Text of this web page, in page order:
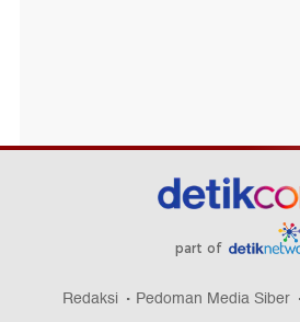
part of
Redaksi Pedoman Media Siber